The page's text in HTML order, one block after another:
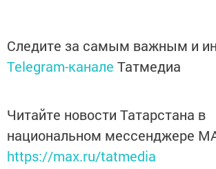
Следите за самым важным и
Telegram-канале Татмедиа
Читайте новости Татарстана в
национальном мессенджере
https://max.ru/tatmedia